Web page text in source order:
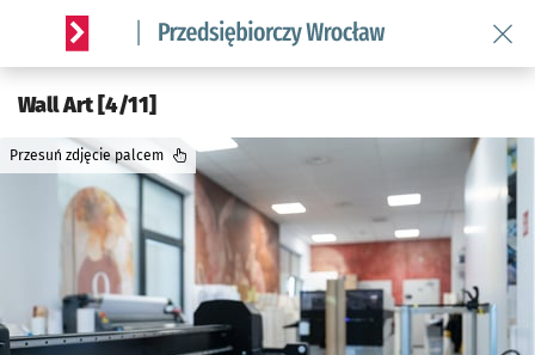
Serwis informacyjny wroclaw.pl podserwis: Strategia
Wall Art [4/11]
Przesuń zdjęcie palcem